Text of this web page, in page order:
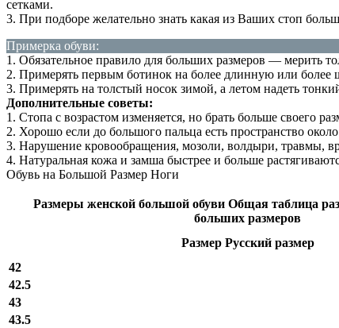
сетками.
3. При подборе желательно знать какая из Ваших стоп
Примерка обуви:
1. Обязательное правило для больших размеров — мерить
2. Примерять первым ботинок на более длинную или более
3. Примерять на толстый носок зимой, а летом надеть
Дополнительные советы:
1. Стопа с возрастом изменяется, но брать больше своего
2. Хорошо если до большого пальца есть пространство
3. Нарушение кровообращения, мозоли, волдыри, травмы,
4. Натуральная кожа и замша быстрее и больше
Обувь на Большой Размер Ноги
Размеры женской большой обуви Общая таблица
больших размеров
Размер Русский размер
42
42.5
43
43.5